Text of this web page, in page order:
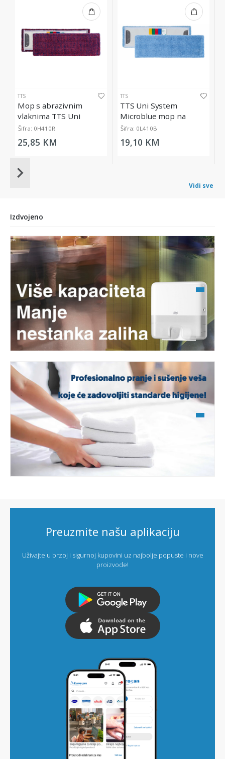
TTS
Mop s abrazivnim
vlaknima TTS Uni
System Ultrasafe, 40 cm
Šifra: 0H410R
25,85 KM
TTS
TTS Uni System
Microblue mop na
kopčanje, 40 cm
Šifra: 0L410B
19,10 KM
Item
Vidi sve
Izdvojeno
Preuzmite našu aplikaciju
Uživajte u brzoj i sigurnoj kupovini uz najbolje popuste i nove
proizvode!